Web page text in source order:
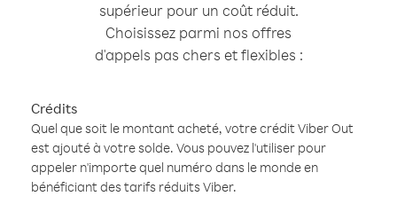
supérieur pour un coût réduit.
Choisissez parmi nos offres
d'appels pas chers et flexibles :
Crédits
Quel que soit le montant acheté, votre crédit Viber Out
est ajouté à votre solde. Vous pouvez l'utiliser pour
appeler n'importe quel numéro dans le monde en
bénéficiant des tarifs réduits Viber.